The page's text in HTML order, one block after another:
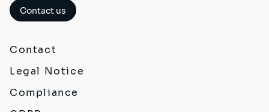
Contact us
Contact
Legal Notice
Compliance